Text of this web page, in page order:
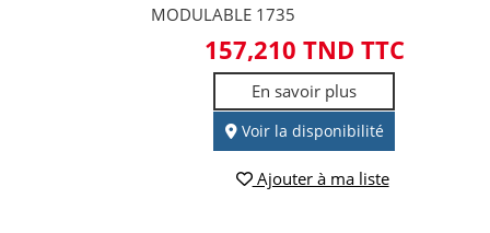
MODULABLE 1735
157,210 TND TTC
En savoir plus
Voir la disponibilité
Ajouter à ma liste